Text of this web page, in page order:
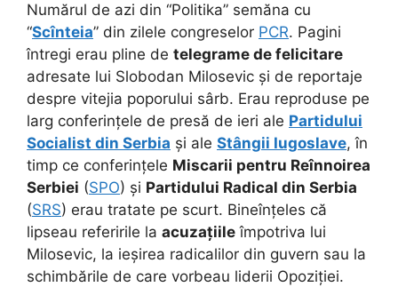
Numărul de azi din “Politika” semăna cu
“Scînteia” din zilele congreselor PCR. Pagini
întregi erau pline de telegrame de felicitare
adresate lui Slobodan Milosevic și de reportaje
despre vitejia poporului sârb. Erau reproduse pe
larg conferințele de presă de ieri ale Partidului
Socialist din Serbia și ale Stângii Iugoslave,în
timp ce conferințele Miscarii pentru Reînnoirea
Serbiei (SPO) și Partidului Radical din Serbia
(SRS) erau tratate pe scurt. Bineînțeles că
lipseau referirile la acuzațiile împotriva lui
Milosevic, la ieșirea radicalilor din guvern sau la
schimbările de care vorbeau liderii Opoziției.